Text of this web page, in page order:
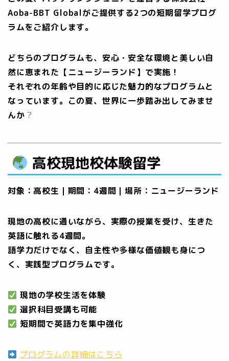
Aoba-BBT Globalがご提供する2つの短期留学プログ
ラムをご紹介します。
どちらのプログラムも、安心・安全な環境と美しい自
然に恵まれた【ニュージーランド】で実施！
それぞれの年齢や目的に応じた魅力的なプログラムと
なっています。この夏、世界に一歩踏み出してみませ
んか ？
高校現地校体験留学
対象：高校生｜期間：4週間｜場所：ニュージーランド
現地の高校に通いながら、実際の授業を受け、生きた
英語に触れる4週間。
語学力だけでなく、自主性や多様な価値観も身につ
く、実践型プログラムです。
現地の学校生活を体験
選択科目受講も可能
短期間で英語力を集中強化
プログラムの詳細はこちら